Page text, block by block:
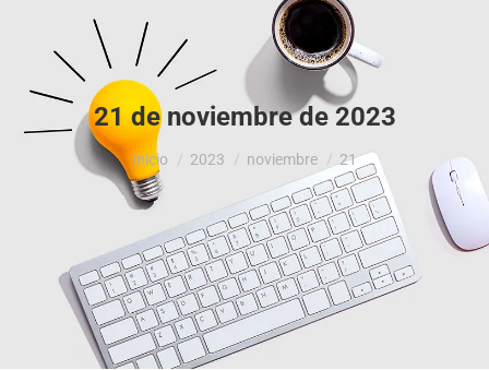
21 de noviembre de 2023
Estás aquí:
Inicio 2023 noviembre 21